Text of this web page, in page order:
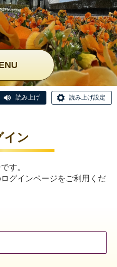
読み上げ 読み上げ設定
イン
す。
グインページをご利用くだ